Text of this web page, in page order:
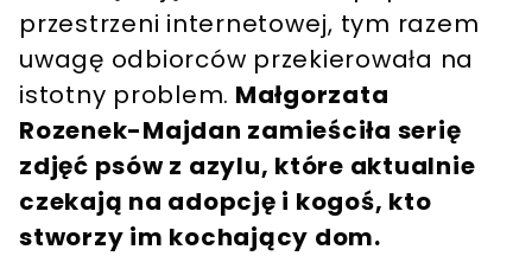
przestrzeni internetowej, tym razem
uwagę odbiorców przekierowała na
istotny problem. Małgorzata
Rozenek-Majdan zamieściła serię
zdjęć psów z azylu, które aktualnie
czekają na adopcję i kogoś, kto
stworzy im kochający dom.